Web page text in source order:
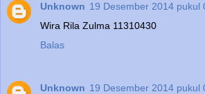
Unknown 19 Desember 2014 pukul
Wira Rila Zulma 11310430
Balas
Unknown 19 Desember 2014 pukul